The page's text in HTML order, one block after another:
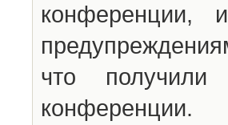
конференции,
что получили
конференции.